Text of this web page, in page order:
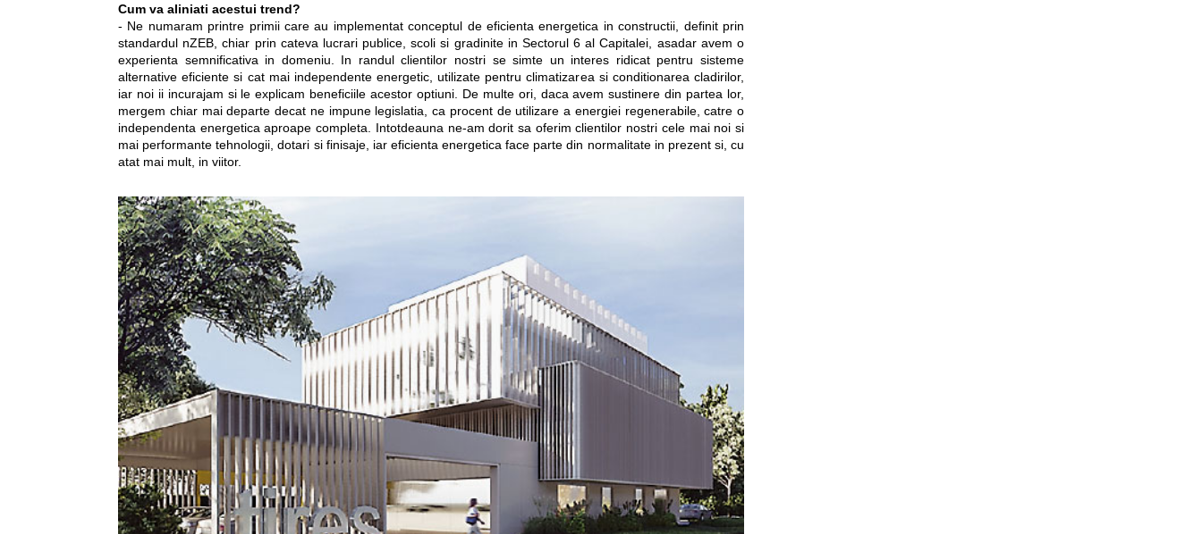
Cum va aliniati acestui trend?
- Ne numaram printre primii care au implementat conceptul de eficienta energetica in constructii, definit prin
standardul nZEB, chiar prin cateva lucrari publice, scoli si gradinite in Sectorul 6 al Capitalei, asadar avem o
experienta semnificativa in domeniu. In randul clientilor nostri se simte un interes ridicat pentru sisteme
alternative eficiente si cat mai independente energetic, utilizate pentru climatizarea si conditionarea cladirilor,
iar noi ii incurajam si le explicam beneficiile acestor optiuni. De multe ori, daca avem sustinere din partea lor,
mergem chiar mai departe decat ne impune legislatia, ca procent de utilizare a energiei regenerabile, catre o
independenta energetica aproape completa. Intotdeauna ne-am dorit sa oferim clientilor nostri cele mai noi si
mai performante tehnologii, dotari si finisaje, iar eficienta energetica face parte din normalitate in prezent si, cu
atat mai mult, in viitor.